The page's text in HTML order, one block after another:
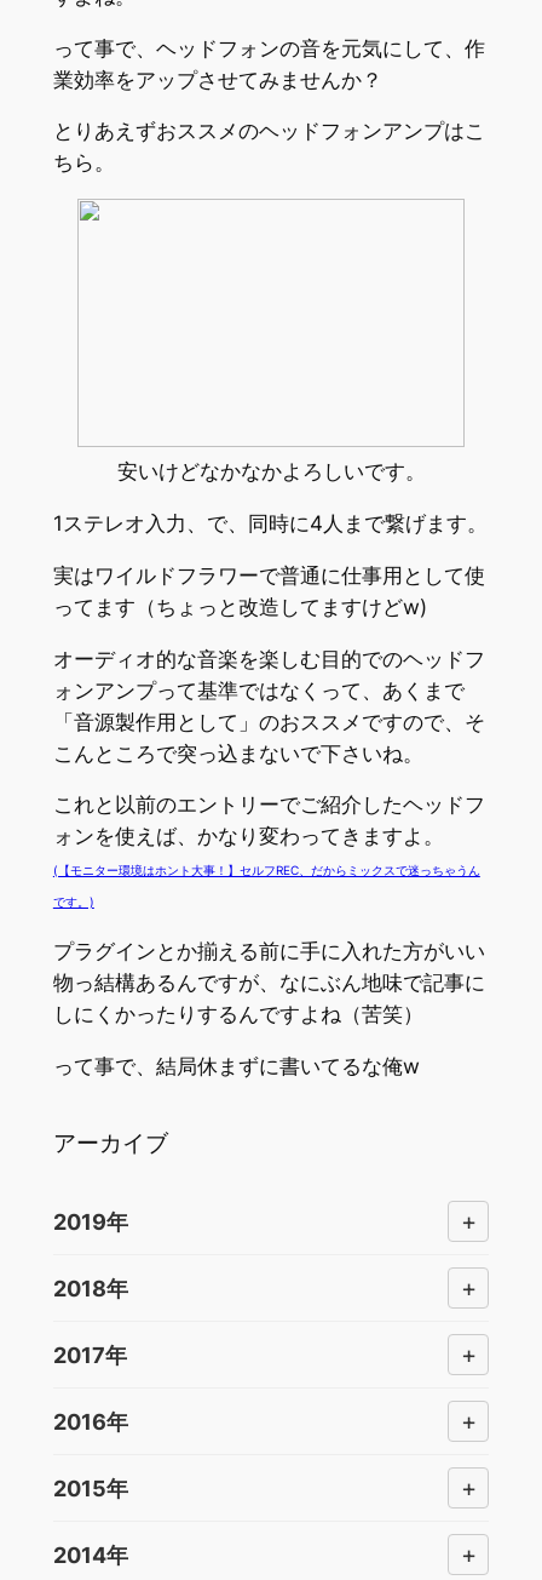
って事で、ヘッドフォンの音を元気にして、作
業効率をアップさせてみませんか？
とりあえずおススメのヘッドフォンアンプはこ
ちら。
安いけどなかなかよろしいです。
1ステレオ入力、で、同時に4人まで繋げます。
実はワイルドフラワーで普通に仕事用として使
ってます（ちょっと改造してますけどw)
オーディオ的な音楽を楽しむ目的でのヘッドフ
ォンアンプって基準ではなくって、あくまで
「音源製作用として」のおススメですので、そ
こんところで突っ込まないで下さいね。
これと以前のエントリーでご紹介したヘッドフ
ォンを使えば、かなり変わってきますよ。
(【モニター環境はホント大事！】セルフREC、だからミックスで迷っちゃうん
です。)
プラグインとか揃える前に手に入れた方がいい
物っ結構あるんですが、なにぶん地味で記事に
しにくかったりするんですよね（苦笑）
って事で、結局休まずに書いてるな俺w
アーカイブ
2019年 +
2018年 +
2017年 +
2016年 +
2015年 +
2014年 +